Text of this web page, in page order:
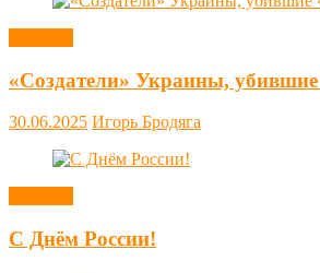
«Создатели» Украины,
30.06.2025 Игорь Бродяга
С Днём России!